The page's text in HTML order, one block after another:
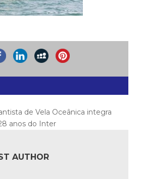
de Vela Oceânica integra
anos do Inter
AUTHOR